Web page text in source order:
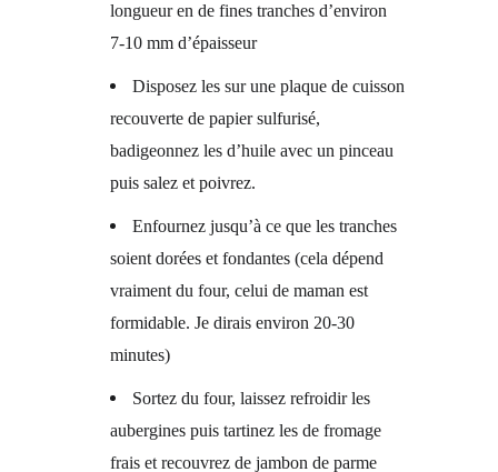
longueur en de fines tranches d’environ
7-10 mm d’épaisseur
Disposez les sur une plaque de cuisson
recouverte de papier sulfurisé,
badigeonnez les d’huile avec un pinceau
puis salez et poivrez.
Enfournez jusqu’à ce que les tranches
soient dorées et fondantes (cela dépend
vraiment du four, celui de maman est
formidable. Je dirais environ 20-30
minutes)
Sortez du four, laissez refroidir les
aubergines puis tartinez les de fromage
frais et recouvrez de jambon de parme